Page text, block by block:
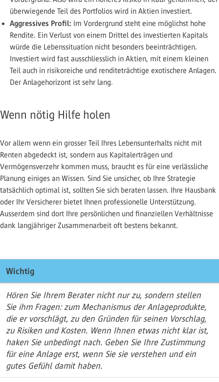
überwiegende Teil des Portfolios wird in Aktien investiert.
Aggressives Profil: Im Vordergrund steht eine möglichst hohe
Rendite. Ein Verlust von einem Drittel des investierten Kapitals
würde die Lebenssituation nicht besonders beeinträchtigen.
Investiert wird fast ausschliesslich in Aktien, mit einem kleinen
Teil auch in risikoreiche und renditeträchtige exotischere Anlagen.
Der Anlagehorizont ist sehr lang.
Wenn nötig Hilfe holen
Vor allem wenn ein grosser Teil Ihres Lebensunterhalts nicht mit
Renten abgedeckt ist, sondern aus Kapitalerträgen und
Vermögensverzehr kommen muss, braucht es für eine verlässliche
Planung einiges an Wissen. Sind Sie unsicher, ob Ihre Strategie
tatsächlich optimal ist, sollten Sie sich beraten lassen. Ihre Hausbank
oder Ihr Versicherer bietet Ihnen professionelle Unterstützung.
Ausserdem sind dort Ihre persönlichen und finanziellen Verhältnisse
dank langjähriger Zusammenarbeit oft bestens bekannt.
Wichtig
Hören Sie Ihrem Berater nicht nur zu, sondern stellen
Sie ihm Fragen: zum Mechanismus der Anlageprodukte,
die er vorschlägt, zu den Gründen für seinen Vorschlag,
zu Risiken und Kosten. Wenn Ihnen etwas nicht klar ist,
haken Sie unbedingt nach. Geben Sie Ihre Zustimmung
für eine Anlage erst, wenn Sie sie verstehen und ein
gutes Gefühl damit haben.